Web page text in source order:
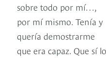
sobre todo por mí…,
por mí mismo. Tenía y
quería demostrarme
que era capaz. Que sí lo